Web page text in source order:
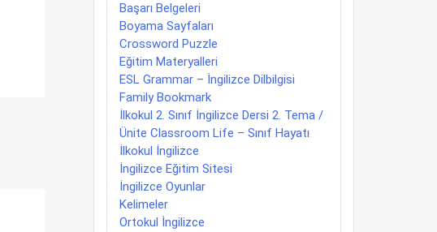
Başarı Belgeleri
Boyama Sayfaları
Crossword Puzzle
Eğitim Materyalleri
ESL Grammar – İngilizce Dilbilgisi
Family Bookmark
İlkokul 2. Sınıf İngilizce Dersi 2. Tema /
Ünite Classroom Life – Sınıf Hayatı
İlkokul İngilizce
İngilizce Eğitim Sitesi
İngilizce Oyunlar
Kelimeler
Ortokul İngilizce